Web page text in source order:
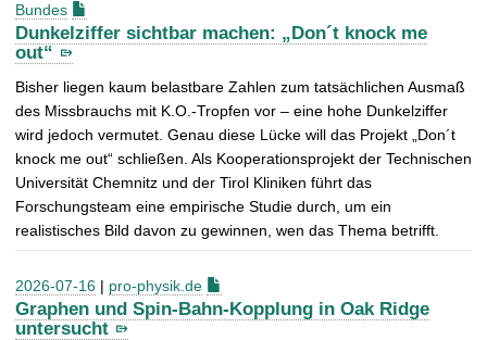
:Bundes
Dunkelziffer sichtbar machen: „Don´t knock me
out“
Bisher liegen kaum belastbare Zahlen zum tatsächlichen Ausmaß
des Missbrauchs mit K.O.-Tropfen vor – eine hohe Dunkelziffer
wird jedoch vermutet. Genau diese Lücke will das Projekt „Don´t
knock me out“ schließen. Als Kooperationsprojekt der Technischen
Universität Chemnitz und der Tirol Kliniken führt das
Forschungsteam eine empirische Studie durch, um ein
realistisches Bild davon zu gewinnen, wen das Thema betrifft.
2026-07-16 | pro-physik.de
Graphen und Spin-Bahn-Kopplung in Oak Ridge
untersucht